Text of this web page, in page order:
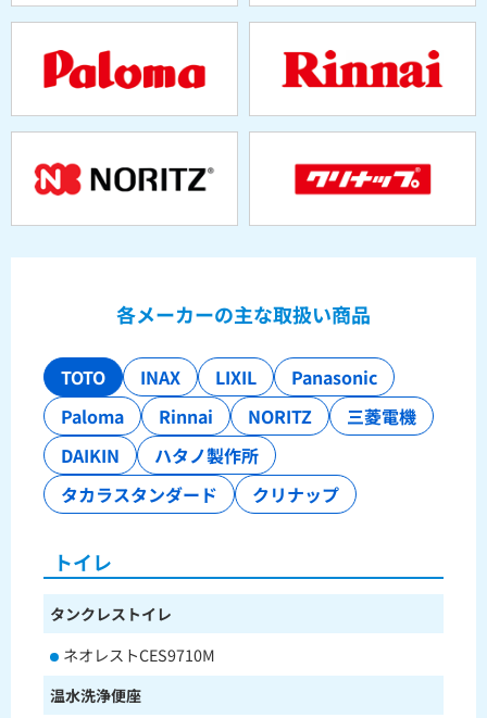
各メーカーの主な取扱い商品
TOTO INAX LIXIL
Panasonic
Paloma
Rinnai NORITZ
三菱電機
DAIKIN
ハタノ製作所
タカラスタンダード
クリナップ
トイレ
タンクレストイレ
ネオレストCES9710M
温水洗浄便座